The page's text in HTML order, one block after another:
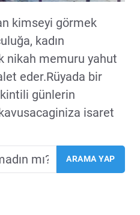
kimseyi görmek
kadın
nikah memuru yahut
eder.Rüyada bir
günlerin
isaret